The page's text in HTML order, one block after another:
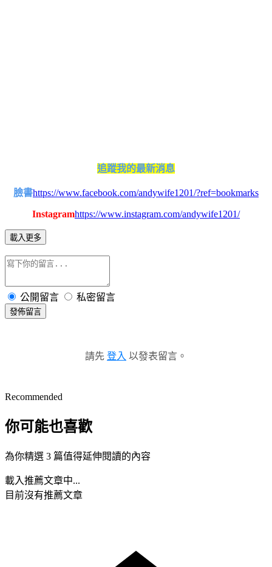
追蹤我的最新消息
臉書https://www.facebook.com/andywife1201/?ref=bookmarks
Instagramhttps://www.instagram.com/andywife1201/
載入更多
公開留言 私密留言
發佈留言
請先 登入 以發表留言。
Recommended
你可能也喜歡
為你精選 3 篇值得延伸閱讀的內容
載入推薦文章中...
目前沒有推薦文章